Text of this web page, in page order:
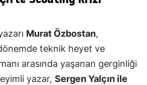
Murat Özbostan,
teknik heyet ve
arasında yaşanan gerginliği
yazar, Sergen Yalçın ile